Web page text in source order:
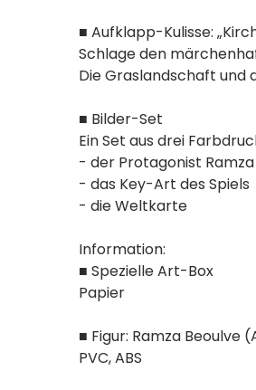
■ Aufklapp-Kulisse:
Schlage den
Die Graslandschaft und
■ Bilder-Set
Ein Set aus drei
- der Protagonist Ramza
- das Key-Art des Spiels
- die Weltkarte
Information:
■ Spezielle Art-Box
Papier
■ Figur: Ramza Beoulve
PVC, ABS